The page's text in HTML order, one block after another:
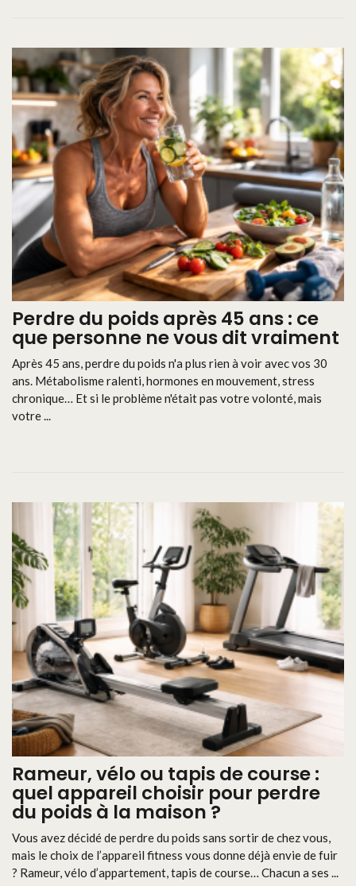
Perdre du poids après 45 ans : ce
que personne ne vous dit vraiment
Après 45 ans, perdre du poids n'a plus rien à voir avec vos 30
ans. Métabolisme ralenti, hormones en mouvement, stress
chronique… Et si le problème n'était pas votre volonté, mais
votre ...
Rameur, vélo ou tapis de course :
quel appareil choisir pour perdre
du poids à la maison ?
Vous avez décidé de perdre du poids sans sortir de chez vous,
mais le choix de l’appareil fitness vous donne déjà envie de fuir
? Rameur, vélo d’appartement, tapis de course… Chacun a ses ...